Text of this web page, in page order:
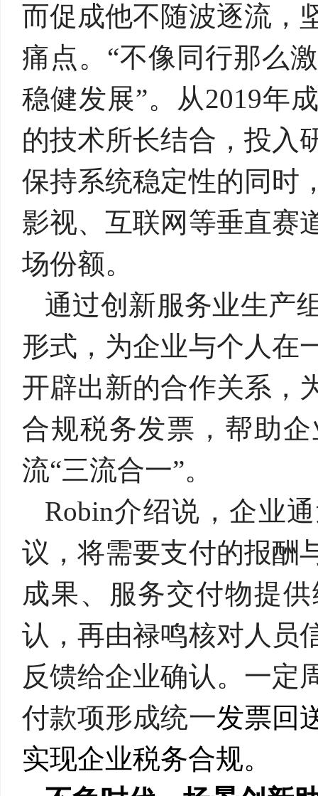
而促成他不随波逐流，
痛点。“不像同行那么
稳健发展”。从2019年
的技术所长结合，投入
保持系统稳定性的同时
影视、互联网等垂直赛
场份额。
通过创新服务业生产
形式，为企业与个人在
开辟出新的合作关系，
合规税务发票， 帮助
流“三流合一”。
Robin介绍说，企业
议，将需要支付的报酬
成果、服务交付物提
认，再由禄鸣核对人员
反馈给企业确认。一定
付款项形成统一发票回
实现企业税务合规。